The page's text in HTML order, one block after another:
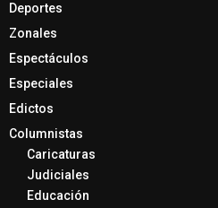
Deportes
Zonales
Espectáculos
Especiales
Edictos
Columnistas
Caricaturas
Judiciales
Educación